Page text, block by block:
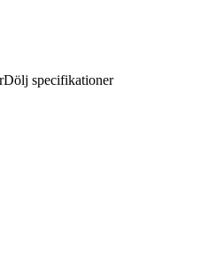
Dölj specifikationer